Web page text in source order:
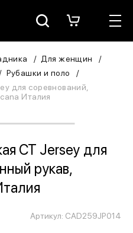
Для женщин
Рубашки и поло
для соревнований,
Италия
CT Jersey для
рукав,
Артикул: CAD259JP014